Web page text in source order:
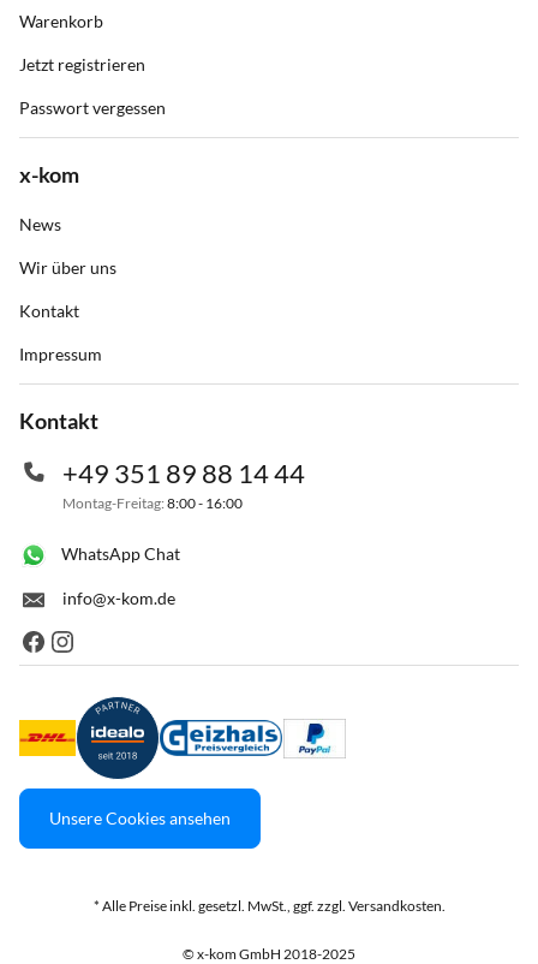
Warenkorb
Jetzt registrieren
Passwort vergessen
x-kom
News
Wir über uns
Kontakt
Impressum
Kontakt
+49 351 89 88 14 44
Montag-Freitag: 8:00 - 16:00
WhatsApp Chat
info@x-kom.de
Unsere Cookies ansehen
© x-kom GmbH 2018-2025
* Alle Preise inkl. gesetzl. MwSt., ggf. zzgl. Versandkosten.